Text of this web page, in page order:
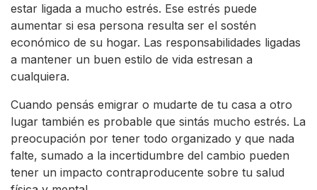
estar ligada a mucho estrés. Ese estrés puede
aumentar si esa persona resulta ser el sostén
económico de su hogar. Las responsabilidades ligadas
a mantener un buen estilo de vida estresan a
cualquiera.
Cuando pensás emigrar o mudarte de tu casa a otro
lugar también es probable que sintás mucho estrés. La
preocupación por tener todo organizado y que nada
falte, sumado a la incertidumbre del cambio pueden
tener un impacto contraproducente sobre tu salud